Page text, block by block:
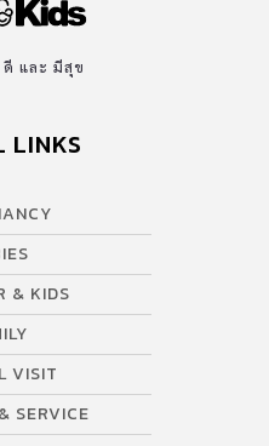
และ มีสุข
LINKS
& KIDS
VISIT
SERVICE